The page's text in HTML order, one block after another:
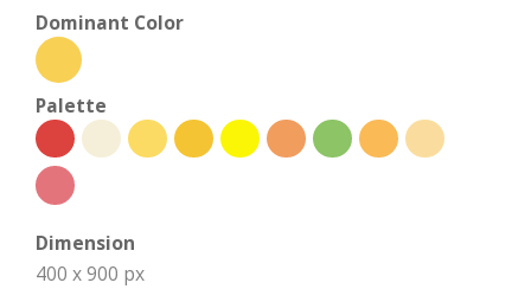
Dominant Color
Palette
Dimension
400 x 900 px